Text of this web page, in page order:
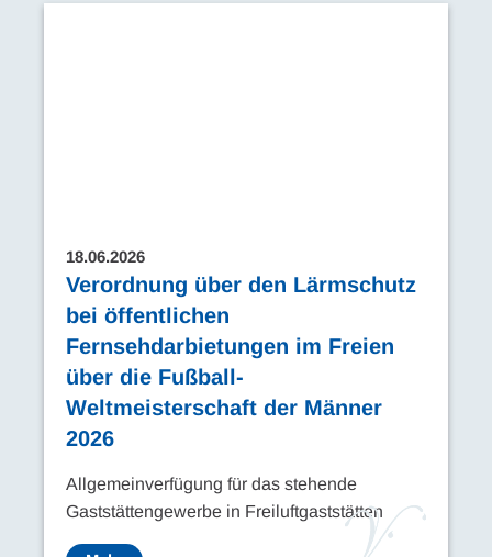
18.06.2026
Verordnung über den Lärmschutz
bei öffentlichen
Fernsehdarbietungen im Freien
über die Fußball-
Weltmeisterschaft der Männer
2026
Allgemeinverfügung für das stehende
Gaststättengewerbe in Freiluftgaststätten